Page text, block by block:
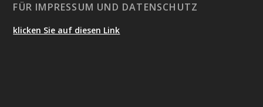
FÜR IMPRESSUM UND DATENSCHUTZ
klicken Sie auf diesen Link